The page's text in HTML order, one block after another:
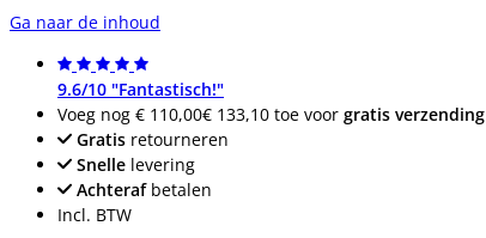
Ga naar de inhoud
9.6/10 "Fantastisch!"
Voeg nog € 110,00€ 133,10 toe voor gratis verzending
Gratis retourneren
Snelle levering
Achterafbetalen
Incl. BTW